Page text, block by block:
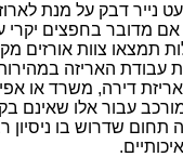
נייר דבק על מנת
מדובר בחפצים יקרי
תמצאו צוות אורזים
האריזה במהירות
דירה, משרד או
מורכב עבור אלו שאינם
תחום שדרוש בו ניסיון